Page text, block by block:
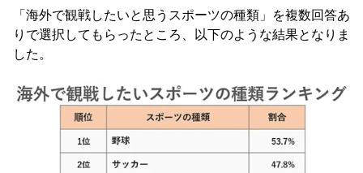
「海外で観戦したいと思うスポーツの種類」を複数回答あ
りで選択してもらったところ、以下のような結果となりま
した。